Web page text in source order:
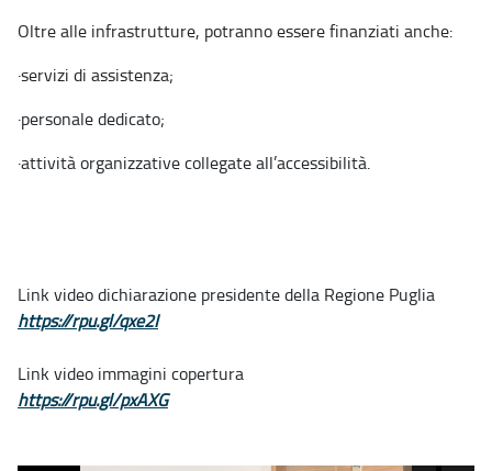
Oltre alle infrastrutture, potranno essere finanziati anche:
·servizi di assistenza;
·personale dedicato;
·attività organizzative collegate all’accessibilità.
Link video dichiarazione presidente della Regione Puglia
https://rpu.gl/qxe2I
Link video immagini copertura
https://rpu.gl/pxAXG